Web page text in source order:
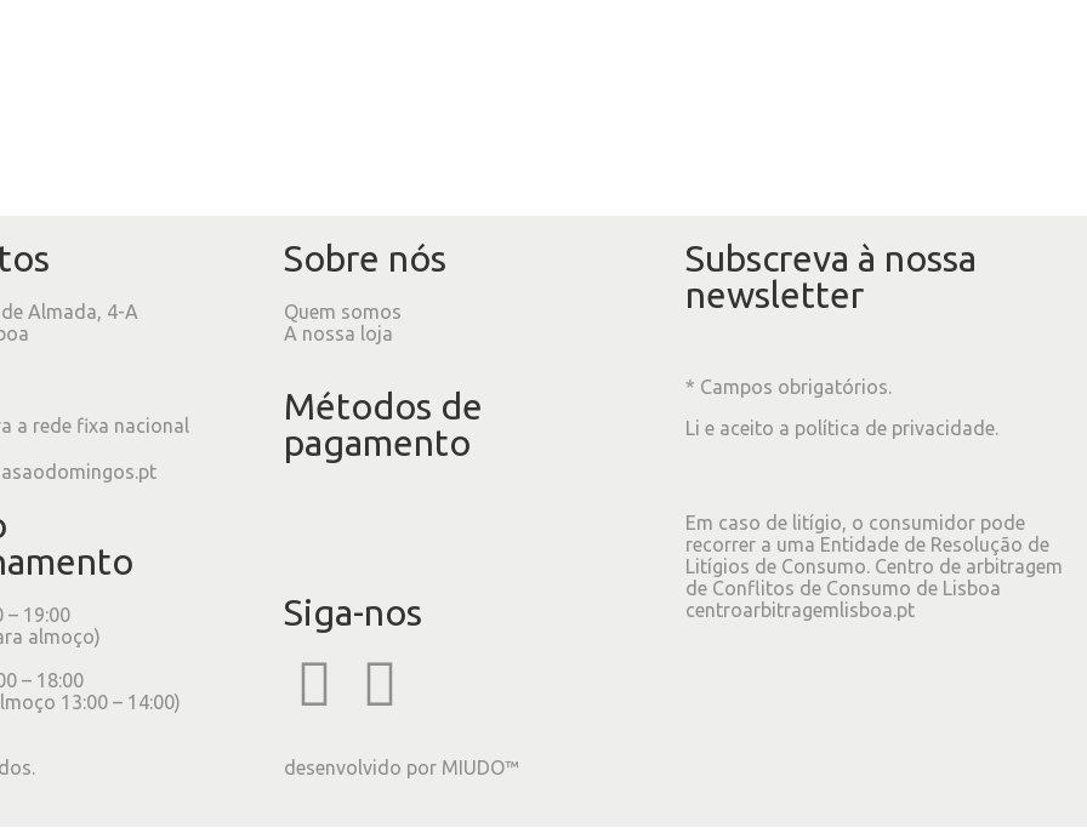
Almada, 4-A
a rede fixa nacional
– 19:00
almoço)
– 18:00
13:00 – 14:00)
Sobre nós
Quem somos
A nossa loja
Métodos de
pagamento
Siga-nos
Subscreva à nossa
newsletter
* Campos obrigatórios.
Li e aceito a política de privacidade.
Em caso de litígio, o consumidor pode
recorrer a uma Entidade de Resolução de
Litígios de Consumo. Centro de arbitragem
de Conflitos de Consumo de Lisboa
centroarbitragemlisboa.pt
desenvolvido por MIUDO™